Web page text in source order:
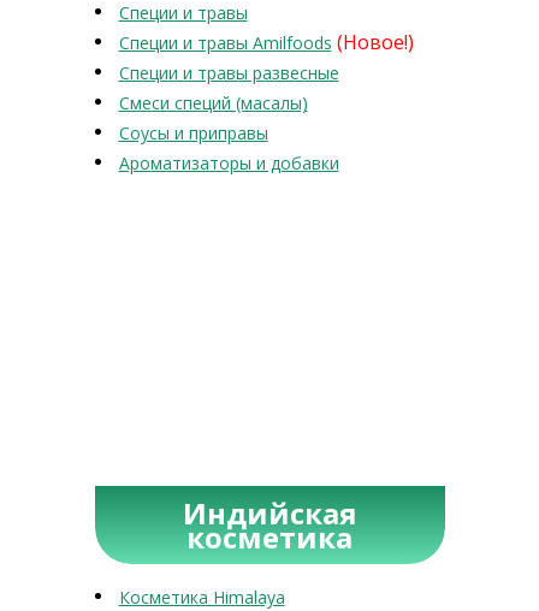
Специи и травы
Специи и травы Amilfoods (Новое!)
Специи и травы развесные
Смеси специй (масалы)
Соусы и приправы
Ароматизаторы и добавки
Индийская
косметика
Косметика Himalaya